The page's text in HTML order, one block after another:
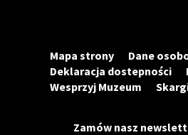
Mapa strony
Dane
Deklaracja dostepności
Wesprzyj Muzeum
Zamów nasz